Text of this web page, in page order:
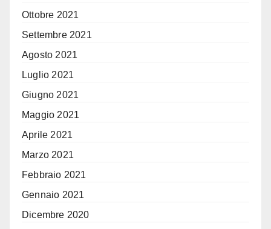
Ottobre 2021
Settembre 2021
Agosto 2021
Luglio 2021
Giugno 2021
Maggio 2021
Aprile 2021
Marzo 2021
Febbraio 2021
Gennaio 2021
Dicembre 2020